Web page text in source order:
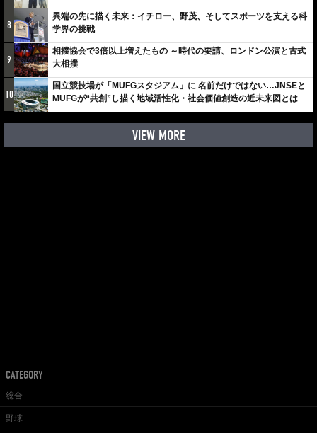
しみでしかないでしょ。川崎は、ずっと成長曲線だから」
8
異端の先に描く未来：イチロー、野茂、そしてスポーツを支える科
学界の挑戦
9
相撲協会で3倍以上増えたもの ～時代の要請、ロンドン公演と古式
大相撲
10
国立競技場が「MUFGスタジアム」に 名前だけではない…JNSEと
MUFGが“共創”し描く地域活性化・社会価値創造の近未来図とは
VIEW MORE
CATEGORY
総合
野球